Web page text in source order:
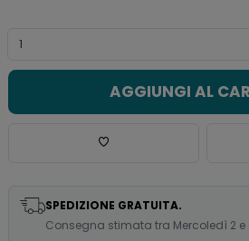
AGGIUNGI AL
SPEDIZIONE GRATUITA.
Consegna stimata tra Mercoledì 2 e